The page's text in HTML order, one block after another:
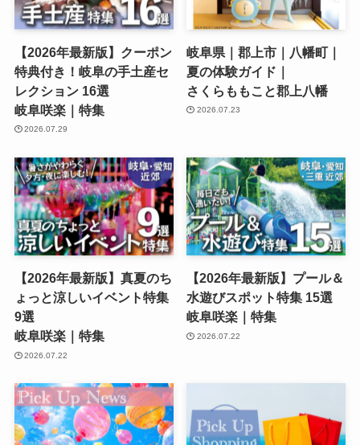
【2026年最新版】クーポン
特典付き！岐阜の手土産セ
レクション 16選
岐阜咲楽｜特集
2026.07.29
岐阜県｜郡上市｜八幡町｜
夏の体験ガイド｜
さくらももこと郡上八幡
2026.07.23
【2026年最新版】真夏のち
ょっと涼しいイベント特集
9選
岐阜咲楽｜特集
2026.07.22
【2026年最新版】プール＆
水遊びスポット特集 15選
岐阜咲楽｜特集
2026.07.22